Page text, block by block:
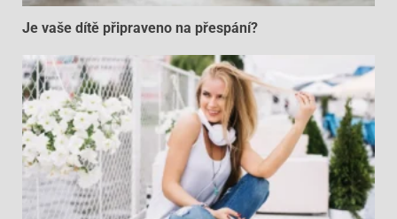
Je vaše dítě připraveno na přespání?